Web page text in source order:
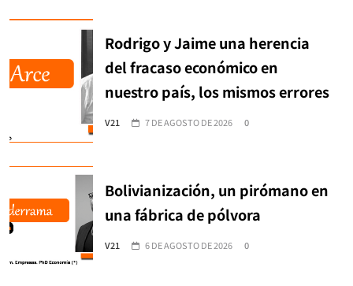
Rodrigo y Jaime una herencia
del fracaso económico en
nuestro país, los mismos errores
V21 7 DE AGOSTO DE 2026 0
Bolivianización, un pirómano en
una fábrica de pólvora
V21 6 DE AGOSTO DE 2026 0